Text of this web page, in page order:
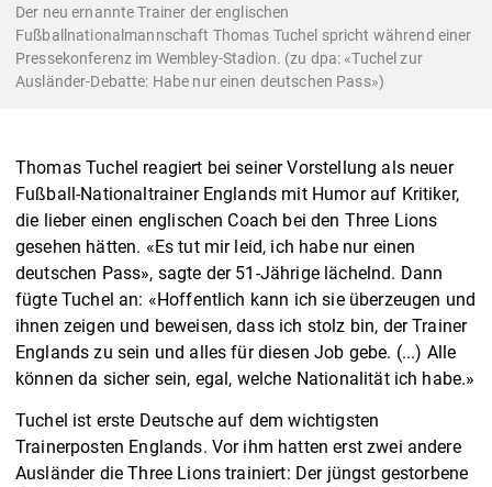
Der neu ernannte Trainer der englischen
Fußballnationalmannschaft Thomas Tuchel spricht während einer
Pressekonferenz im Wembley-Stadion. (zu dpa: «Tuchel zur
Ausländer-Debatte: Habe nur einen deutschen Pass»)
Thomas Tuchel reagiert bei seiner Vorstellung als neuer
Fußball-Nationaltrainer Englands mit Humor auf Kritiker,
die lieber einen englischen Coach bei den Three Lions
gesehen hätten. «Es tut mir leid, ich habe nur einen
deutschen Pass», sagte der 51-Jährige lächelnd. Dann
fügte Tuchel an: «Hoffentlich kann ich sie überzeugen und
ihnen zeigen und beweisen, dass ich stolz bin, der Trainer
Englands zu sein und alles für diesen Job gebe. (...) Alle
können da sicher sein, egal, welche Nationalität ich habe.»
Tuchel ist erste Deutsche auf dem wichtigsten
Trainerposten Englands. Vor ihm hatten erst zwei andere
Ausländer die Three Lions trainiert: Der jüngst gestorbene